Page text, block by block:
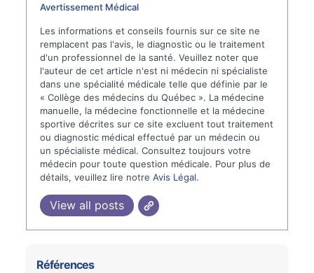
Avertissement Médical
Les informations et conseils fournis sur ce site ne
remplacent pas l'avis, le diagnostic ou le traitement
d'un professionnel de la santé. Veuillez noter que
l'auteur de cet article n'est ni médecin ni spécialiste
dans une spécialité médicale telle que définie par le
« Collège des médecins du Québec ». La médecine
manuelle, la médecine fonctionnelle et la médecine
sportive décrites sur ce site excluent tout traitement
ou diagnostic médical effectué par un médecin ou
un spécialiste médical. Consultez toujours votre
médecin pour toute question médicale. Pour plus de
détails, veuillez lire notreAvis Légal.
View all posts
Références